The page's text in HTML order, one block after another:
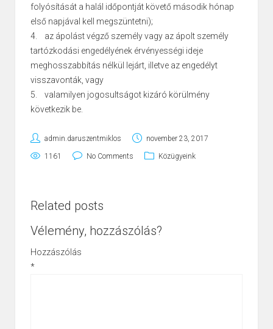
folyósítását a halál időpontját követő második hónap
első napjával kell megszüntetni);
4. az ápolást végző személy vagy az ápolt személy
tartózkodási engedélyének érvényességi ideje
meghosszabbítás nélkül lejárt, illetve az engedélyt
visszavonták, vagy
5. valamilyen jogosultságot kizáró körülmény
következik be.
admin.daruszentmiklos november 23, 2017
1161 No Comments Közügyeink
Related posts
Vélemény, hozzászólás?
Hozzászólás
*